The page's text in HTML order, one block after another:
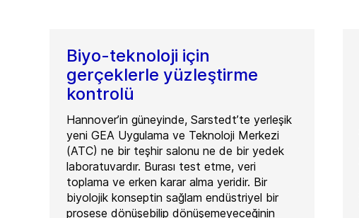
Biyo-teknoloji için
gerçeklerle yüzleştirme
kontrolü
Hannover’in güneyinde, Sarstedt’te yerleşik
yeni GEA Uygulama ve Teknoloji Merkezi
(ATC) ne bir teşhir salonu ne de bir yedek
laboratuvardır. Burası test etme, veri
toplama ve erken karar alma yeridir. Bir
biyolojik konseptin sağlam endüstriyel bir
prosese dönüşebilip dönüşemeyeceğinin